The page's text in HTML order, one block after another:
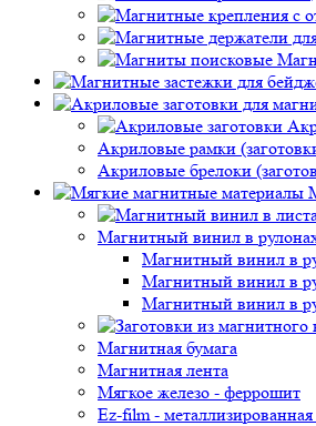
Акриловые рамки
Акриловые брелоки
Магнитный винил в
Магнитный винил в
Магнитный винил в
Магнитный винил в
Магнитная бумага
Магнитная лента
Мягкое железо - феррошит
Ez-film -